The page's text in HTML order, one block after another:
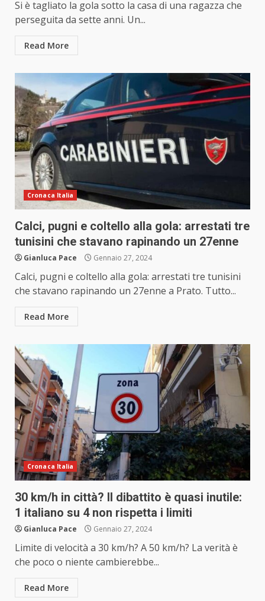
Si è tagliato la gola sotto la casa di una ragazza che
perseguita da sette anni. Un...
Read More
Cronaca Italia
Calci, pugni e coltello alla gola: arrestati tre
tunisini che stavano rapinando un 27enne
Gianluca Pace Gennaio 27, 2024
Calci, pugni e coltello alla gola: arrestati tre tunisini
che stavano rapinando un 27enne a Prato. Tutto...
Read More
Cronaca Italia
30 km/h in città? Il dibattito è quasi inutile:
1 italiano su 4 non rispetta i limiti
Gianluca Pace Gennaio 27, 2024
Limite di velocità a 30 km/h? A 50 km/h? La verità è
che poco o niente cambierebbe...
Read More